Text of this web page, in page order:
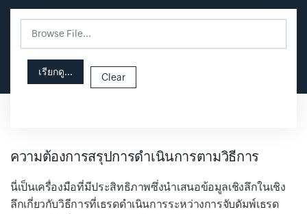
Browse File...
Input field
Input field
เรียกดู... Clear
ความต้องการสรุปการดำเนินการตามวิธีการ
นี่เป็นเครื่องมือที่มีประสิทธิภาพซึ่งนำเสนอข้อมูลเชิงลึกในเชิง
ลึกเกี่ยวกับวิธีการที่เธรดดำเนินการระหว่างการจับดัมพ์เธรด